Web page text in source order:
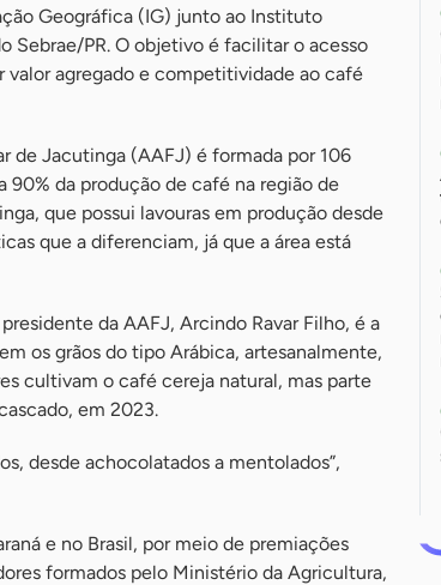
Geográfica (IG) junto ao Instituto
Sebrae/PR. O objetivo é facilitar o acesso
valor agregado e competitividade ao café
de Jacutinga (AAFJ) é formada por 106
da produção de café na região de
que possui lavouras em produção desde
que a diferenciam, já que a área está
da AAFJ, Arcindo Ravar Filho, é a
os grãos do tipo Arábica, artesanalmente,
cultivam o café cereja natural, mas parte
em 2023.
desde achocolatados a mentolados”,
e no Brasil, por meio de premiações
formados pelo Ministério da Agricultura,